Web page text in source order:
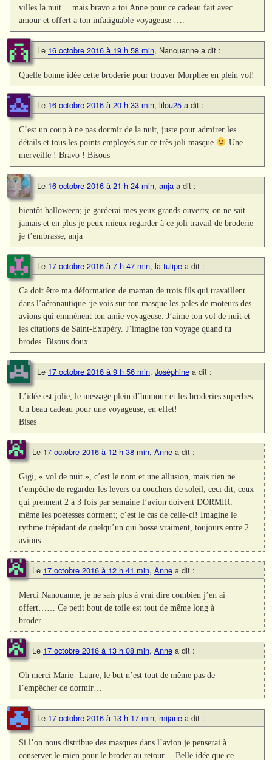
villes la nuit …mais bravo a toi Anne pour ce cadeau fait avec
amour et offert a ton infatiguable voyageuse ….
Le 16 octobre 2016 à 19 h 58 min, Nanouanne a dit :
Quelle bonne idée cette broderie pour trouver Morphée en plein vol!
Le 16 octobre 2016 à 20 h 33 min, lilou25 a dit :
C’est un coup à ne pas dormir de la nuit, juste pour admirer les
détails et tous les points employés sur ce très joli masque
Une
merveille ! Bravo ! Bisous
Le 16 octobre 2016 à 21 h 24 min, anja a dit :
bientôt halloween; je garderai mes yeux grands ouverts; on ne sait
jamais et en plus je peux mieux regarder à ce joli travail de broderie
je t’embrasse, anja
Le 17 octobre 2016 à 7 h 47 min, la tulipe a dit :
Ca doit être ma déformation de maman de trois fils qui travaillent
dans l’aéronautique :je vois sur ton masque les pales de moteurs des
avions qui emmènent ton amie voyageuse. J’aime ton vol de nuit et
les citations de Saint-Exupéry. J’imagine ton voyage quand tu
brodes. Bisous doux.
Le 17 octobre 2016 à 9 h 56 min, Joséphine a dit :
L’idée est jolie, le message plein d’humour et les broderies superbes.
Un beau cadeau pour une voyageuse, en effet!
Bises
Le 17 octobre 2016 à 12 h 38 min, Anne a dit :
Gigi, « vol de nuit », c’est le nom et une allusion, mais rien ne
t’empêche de regarder les levers ou couchers de soleil; ceci dit, ceux
qui prennent 2 à 3 fois par semaine l’avion doivent DORMIR:
même les poétesses dorment; c’est le cas de celle-ci! Imagine le
rythme trépidant de quelqu’un qui bosse vraiment, toujours entre 2
avions…
Le 17 octobre 2016 à 12 h 41 min, Anne a dit :
Merci Nanouanne, je ne sais plus à vrai dire combien j’en ai
offert…… Ce petit bout de toile est tout de même long à
broder…….
Le 17 octobre 2016 à 13 h 08 min, Anne a dit :
Oh merci Marie- Laure; le but n’est tout de même pas de
l’empêcher de dormir…
Le 17 octobre 2016 à 13 h 17 min, mijane a dit :
Si l’on nous distribue des masques dans l’avion je penserai à
conserver le mien pour le broder au retour… Belle idée que ce